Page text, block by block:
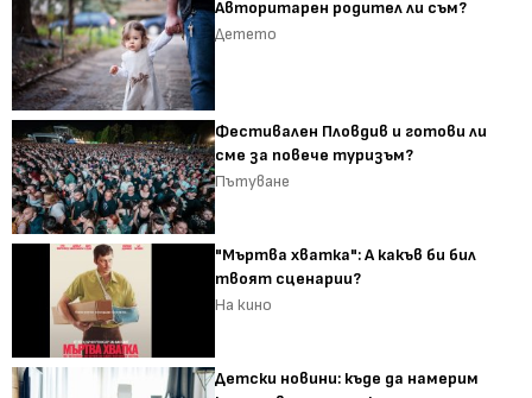
Авторитарен родител ли съм?
Детето
Фестивален Пловдив и готови ли
сме за повече туризъм?
Пътуване
"Мъртва хватка": А какъв би бил
твоят сценарии?
На кино
Детски новини: къде да намерим